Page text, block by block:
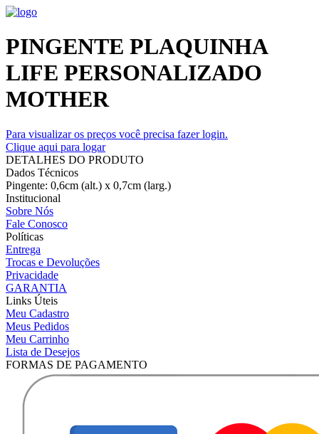
PINGENTE PLAQUINHA
LIFE PERSONALIZADO
MOTHER
Para visualizar os preços você precisa fazer login.
Clique aqui para logar
DETALHES DO PRODUTO
Dados Técnicos
Pingente: 0,6cm (alt.) x 0,7cm (larg.)
Institucional
Sobre Nós
Fale Conosco
Políticas
Entrega
Trocas e Devoluções
Privacidade
GARANTIA
Links Úteis
Meu Cadastro
Meus Pedidos
Meu Carrinho
Lista de Desejos
FORMAS DE PAGAMENTO